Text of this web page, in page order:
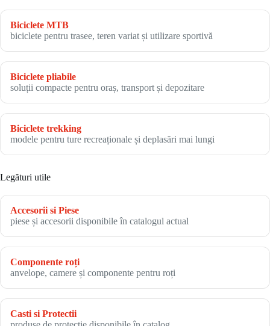
Biciclete MTB
biciclete pentru trasee, teren variat și utilizare sportivă
Biciclete pliabile
soluții compacte pentru oraș, transport și depozitare
Biciclete trekking
modele pentru ture recreaționale și deplasări mai lungi
Legături utile
Accesorii si Piese
piese și accesorii disponibile în catalogul actual
Componente roți
anvelope, camere și componente pentru roți
Casti si Protectii